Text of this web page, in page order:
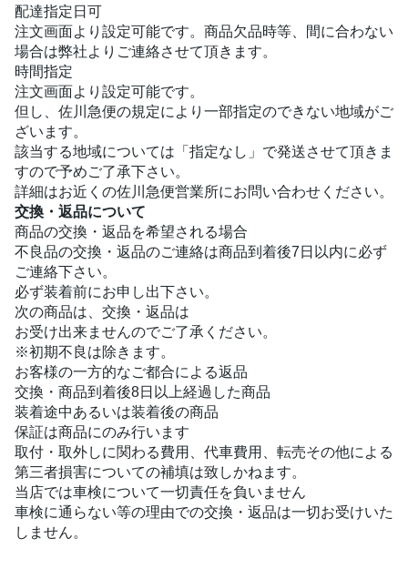
配達指定日可
注文画面より設定可能です。商品欠品時等、間に合わない
場合は弊社よりご連絡させて頂きます。
時間指定
注文画面より設定可能です。
但し、佐川急便の規定により一部指定のできない地域がご
ざいます。
該当する地域については「指定なし」で発送させて頂きま
すので予めご了承下さい。
詳細はお近くの佐川急便営業所にお問い合わせください。
交換・返品について
商品の交換・返品を希望される場合
不良品の交換・返品のご連絡は商品到着後7日以内に必ず
ご連絡下さい。
必ず装着前にお申し出下さい。
次の商品は、交換・返品は
お受け出来ませんのでご了承ください。
※初期不良は除きます。
お客様の一方的なご都合による返品
交換・商品到着後8日以上経過した商品
装着途中あるいは装着後の商品
保証は商品にのみ行います
取付・取外しに関わる費用、代車費用、転売その他による
第三者損害についての補填は致しかねます。
当店では車検について一切責任を負いません
車検に通らない等の理由での交換・返品は一切お受けいた
しません。